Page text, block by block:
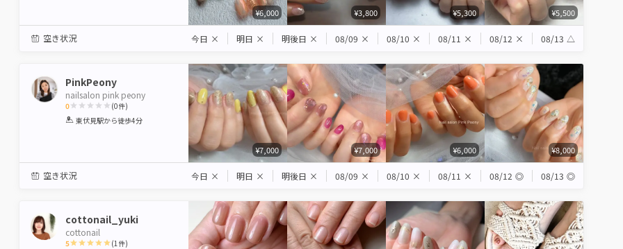
¥6,000 ¥3,800 ¥5,300 ¥5,500
空き状況 今日 × 明日 × 明後日 × 08/09 × 08/10 × 08/11 × 08/12 × 08/13 △
PinkPeony
nailsalon pink peony
0
1 2 3 4 5
(0件)
東伏見駅から徒歩4分
¥7,000 ¥7,000 ¥6,000 ¥8,000
空き状況 今日 × 明日 × 明後日 × 08/09 × 08/10 × 08/11 × 08/12 ◎ 08/13 ◎
cottonail_yuki
cottonail
5 (1 件)